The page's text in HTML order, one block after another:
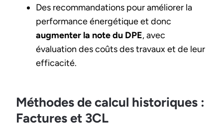
Des recommandations pour améliorer la
performance énergétique et donc
augmenter la note du DPE, avec
évaluation des coûts des travaux et de leur
efficacité.
Méthodes de calcul historiques :
Factures et 3CL